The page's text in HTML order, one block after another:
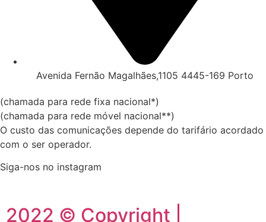
Avenida Fernão Magalhães,1105 4445-169 Porto
(chamada para rede fixa nacional*)
(chamada para rede móvel nacional**)
O custo das comunicações depende do tarifário acordado
com o ser operador.
Siga-nos no instagram
2022 © Copyright |